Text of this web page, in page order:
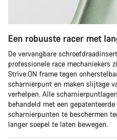
Een robuuste racer met
De vervangbare
professionele race mechaniekers
Strive:ON frame tegen
scharnierpunt en maken slijtage
verhelpen. Alle
behandeld met een
scharnierpunten te beschermen
langer soepel te laten bewegen.
Heb je hulp nodig?